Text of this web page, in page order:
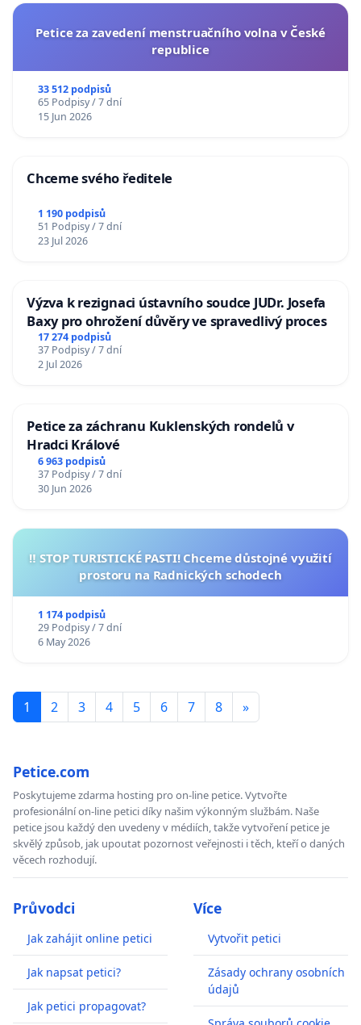
Petice za zavedení menstruačního volna v České
republice
33 512 podpisů
65 Podpisy / 7 dní
15 Jun 2026
Chceme svého ředitele
1 190 podpisů
51 Podpisy / 7 dní
23 Jul 2026
Výzva k rezignaci ústavního soudce JUDr. Josefa
Baxy pro ohrožení důvěry ve spravedlivý proces
17 274 podpisů
37 Podpisy / 7 dní
2 Jul 2026
Petice za záchranu Kuklenských rondelů v
Hradci Králové
6 963 podpisů
37 Podpisy / 7 dní
30 Jun 2026
‼️ STOP TURISTICKÉ PASTI! Chceme důstojné využití
prostoru na Radnických schodech
1 174 podpisů
29 Podpisy / 7 dní
6 May 2026
1 2 3 4 5 6 7 8 »
Petice.com
Poskytujeme zdarma hosting pro on-line petice. Vytvořte
profesionální on-line petici díky našim výkonným službám. Naše
petice jsou každý den uvedeny v médiích, takže vytvoření petice je
skvělý způsob, jak upoutat pozornost veřejnosti i těch, kteří o daných
věcech rozhodují.
Průvodci
Jak zahájit online petici
Jak napsat petici?
Jak petici propagovat?
Více
Vytvořit petici
Zásady ochrany osobních
údajů